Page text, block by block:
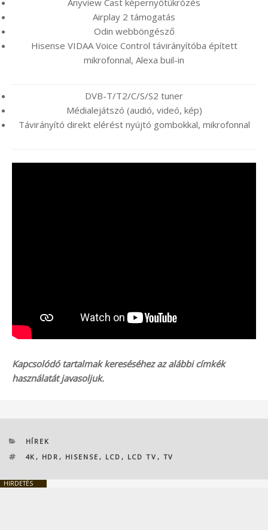
Airplay 2 támogatás
Odin webböngésző
Hisense VIDAA Voice Control távirányítóba épített
mikrofonnal, Alexa buil-in
DVB-T/T2/C/S/S2 tuner
Médialejátszó (audió, videó, kép)
Távirányító direkt elérést nyújtó gombokkal, mikrofonnal
Kapcsolódó tartalmak kereséséhez az alábbi címkék
használatát javasoljuk.
KATEGÓRIÁK
HÍREK
CÍMKÉK
4K , HDR , HISENSE , LCD , LCD TV , TV
HIRDETÉS